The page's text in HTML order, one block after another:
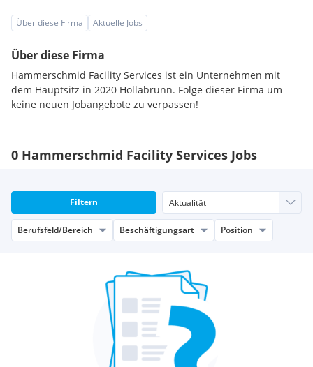
Über diese Firma Aktuelle Jobs
Über diese Firma
Hammerschmid Facility Services ist ein Unternehmen mit
dem Hauptsitz in 2020 Hollabrunn. Folge dieser Firma um
keine neuen Jobangebote zu verpassen!
0 Hammerschmid Facility Services Jobs
Filtern
Berufsfeld/Bereich Beschäftigungsart Position